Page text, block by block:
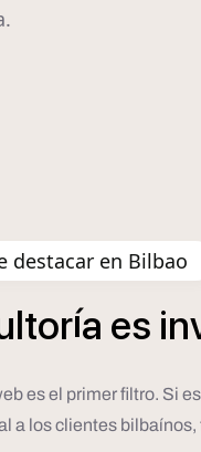
destacar en Bilbao
ía es
es el primer filtro. Si
los clientes